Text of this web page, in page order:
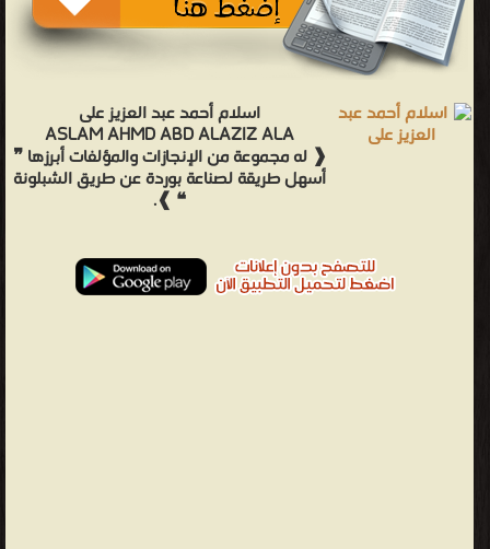
اسلام أحمد عبد العزيز على
ASLAM AHMD ABD ALAZIZ ALA
❰ له مجموعة من الإنجازات والمؤلفات أبرزها ❞
أسهل طريقة لصناعة بوردة عن طريق الشبلونة
❝ ❱.